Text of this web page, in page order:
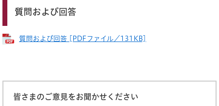
質問および回答
質問および回答 [PDFファイル／131KB]
皆さまのご意見をお聞かせください